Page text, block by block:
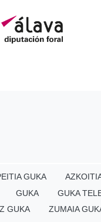
GUKA
GUKA GUKA
GUKA ZUMAIA